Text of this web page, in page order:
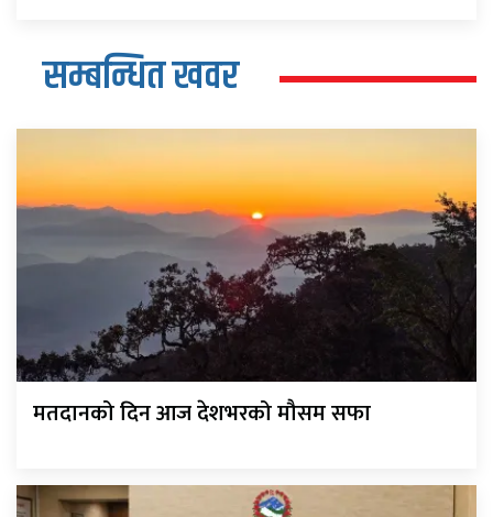
सम्बन्धित खवर
मतदानको दिन आज देशभरको मौसम सफा